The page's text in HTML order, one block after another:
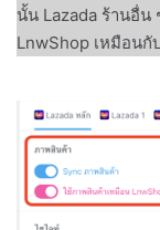
นั้น Lazada ร้านอื่น
LnwShop เหมือน